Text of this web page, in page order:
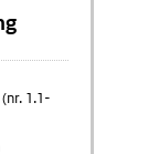
1.1-